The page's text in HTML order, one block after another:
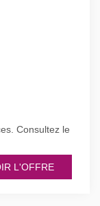
Consultez le
L'OFFRE